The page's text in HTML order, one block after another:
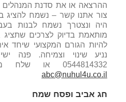
ההרצאה או את סדנת
צור אתנו קשר – נשמח להציג
היה ונצטרך נשמח לבנות
מותאמת בדיוק לצרכים שתציג
להיות הגורם המקצועי שיחד
נניע שינוי וצמיחה. פנה
0544814332 או שלח מייל אישי אלי:
abc@nuhul4u.co.il
חג אביב ופסח שמח